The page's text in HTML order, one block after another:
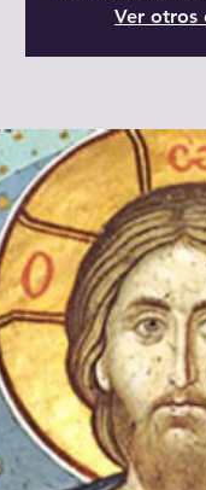
Ver otros